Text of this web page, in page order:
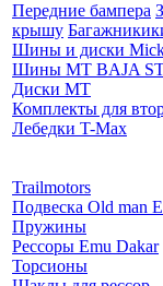
Передние бампера
крышу
Шины и диски
Шины MT BAJA
Диски MT
Комплекты для
Лебедки T-Max
Trailmotors
Подвеска Old man
Пружины
Рессоры Emu Dakar
Торсионы